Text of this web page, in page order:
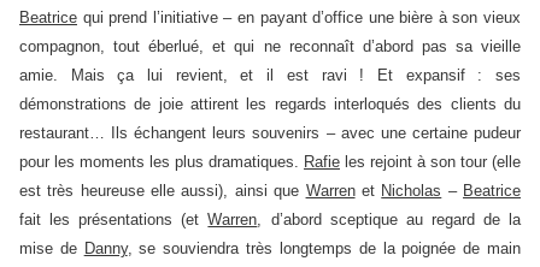
Beatrice qui prend l’initiative – en payant d’office une bière à son vieux
compagnon, tout éberlué, et qui ne reconnaît d’abord pas sa vieille
amie. Mais ça lui revient, et il est ravi ! Et expansif : ses
démonstrations de joie attirent les regards interloqués des clients du
restaurant… Ils échangent leurs souvenirs – avec une certaine pudeur
pour les moments les plus dramatiques. Rafie les rejoint à son tour (elle
est très heureuse elle aussi), ainsi que Warrenet Nicholas – Beatrice
fait les présentations (etWarren, d’abord sceptique au regard de la
mise de Danny, se souviendra très longtemps de la poignée de main